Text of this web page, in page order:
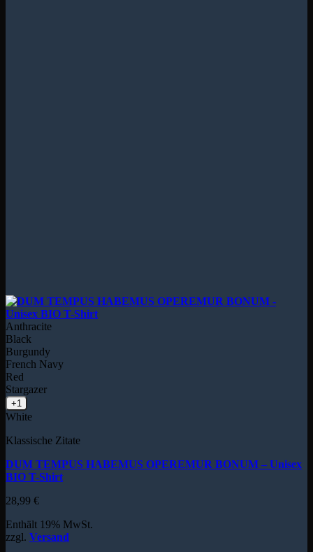
Anthracite
Black
Burgundy
French Navy
Red
Stargazer
+1
White
Klassische Zitate
DUM TEMPUS HABEMUS OPEREMUR BONUM – Unisex
BIO T-Shirt
28,99 €
Enthält 19% MwSt.
zzgl. Versand